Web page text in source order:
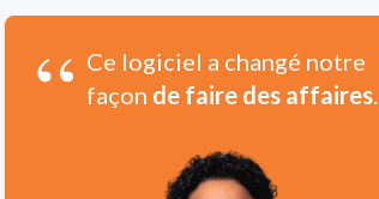
“ Ce logiciel a changé notre
façon de faire des affaires.